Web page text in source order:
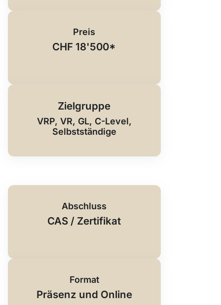
Preis
CHF 18'500*
Zielgruppe
VRP, VR, GL, C-Level,
Selbstständige
Abschluss
CAS / Zertifikat
Format
Präsenz und Online